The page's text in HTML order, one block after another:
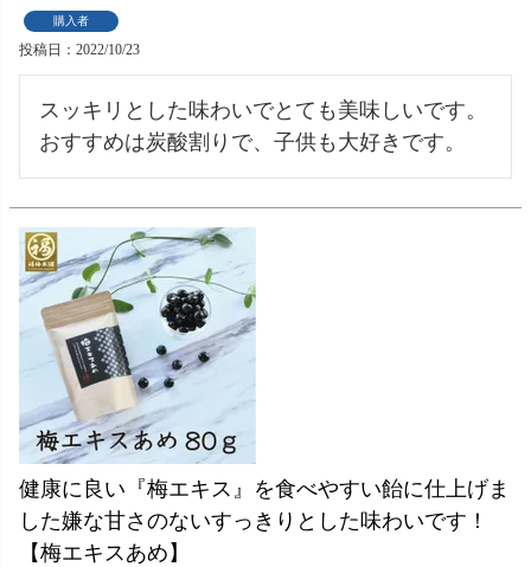
購入者
投稿日 2022/10/23
スッキリとした味わいでとても美味しいです。
おすすめは炭酸割りで、子供も大好きです。
健康に良い『梅エキス』を食べやすい飴に仕上げま
した嫌な甘さのないすっきりとした味わいです！
【梅エキスあめ】